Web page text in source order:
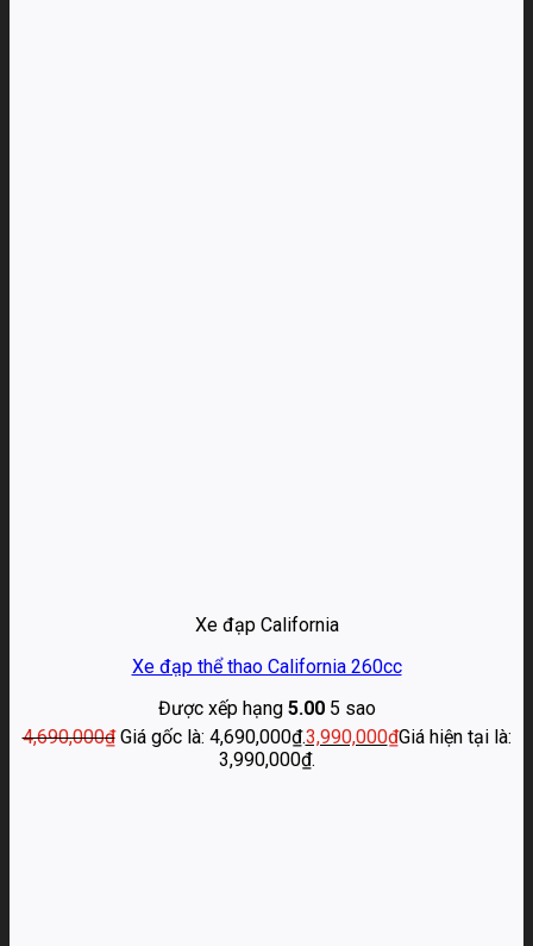
Xe đạp California
Xe đạp thể thao California 260cc
Được xếp hạng 5.005 sao
4,690,000₫ Giá gốc là: 4,690,000₫.3,990,000₫Giá hiện tại là:
3,990,000₫.